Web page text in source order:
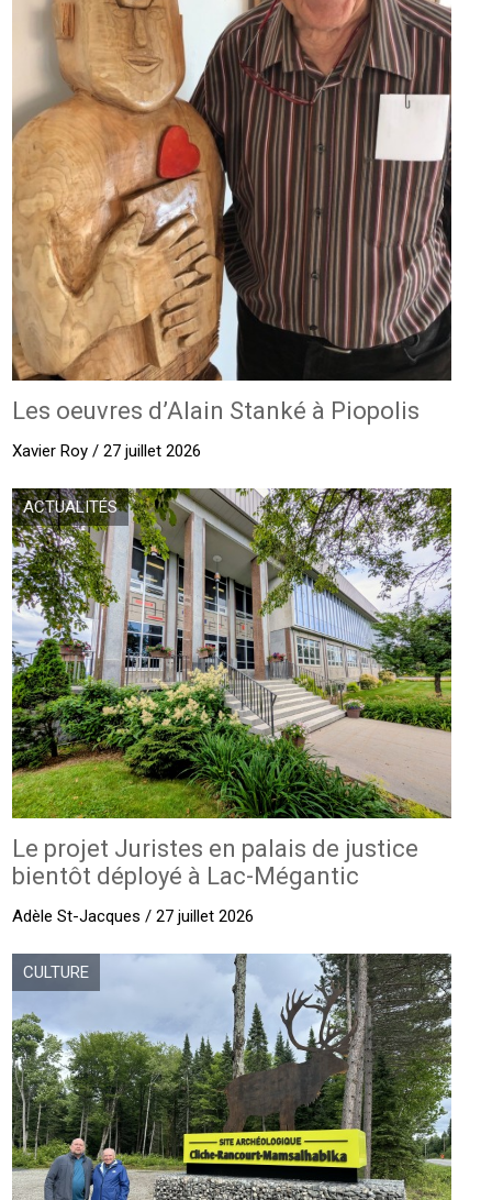
Les oeuvres d’Alain Stanké à Piopolis
Xavier Roy / 27 juillet 2026
ACTUALITÉS
Le projet Juristes en palais de justice
bientôt déployé à Lac-Mégantic
Adèle St-Jacques / 27 juillet 2026
CULTURE